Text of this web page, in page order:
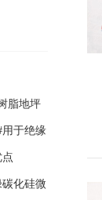
脂地坪
用于绝缘
化硅微